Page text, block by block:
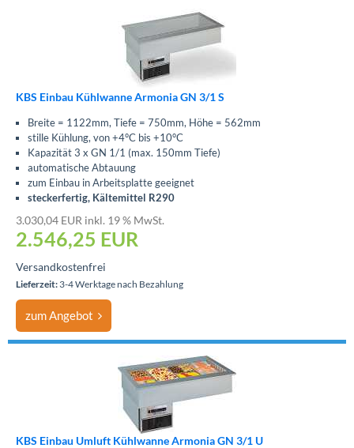
KBS Einbau Kühlwanne Armonia GN 3/1 S
Breite = 1122mm, Tiefe = 750mm, Höhe = 562mm
stille Kühlung, von +4°C bis +10°C
Kapazität 3 x GN 1/1 (max. 150mm Tiefe)
automatische Abtauung
zum Einbau in Arbeitsplatte geeignet
steckerfertig, Kältemittel R290
3.030,04 EUR inkl. 19 % MwSt.
2.546,25 EUR
Versandkostenfrei
Lieferzeit: 3-4 Werktage nach Bezahlung
zum Angebot
KBS Einbau Umluft Kühlwanne Armonia GN 3/1 U